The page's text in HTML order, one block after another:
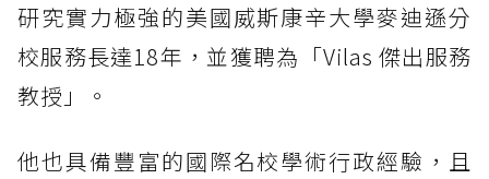
研究實力極強的美國威斯康辛大學麥迪遜分
校服務長達18年，並獲聘為「Vilas 傑出服務
教授」。
他也具備豐富的國際名校學術行政經驗，且